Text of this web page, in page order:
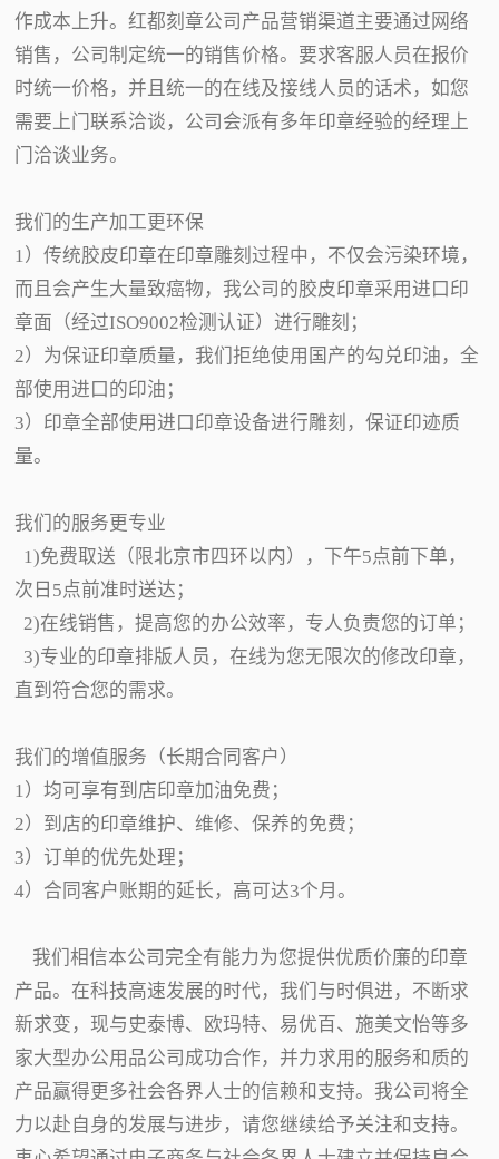
作成本上升。红都刻章公司产品营销渠道主要通过网络
销售，公司制定统一的销售价格。要求客服人员在报价
时统一价格，并且统一的在线及接线人员的话术，如您
需要上门联系洽谈，公司会派有多年印章经验的经理上
门洽谈业务。
我们的生产加工更环保
1）传统胶皮印章在印章雕刻过程中，不仅会污染环境，
而且会产生大量致癌物，我公司的胶皮印章采用进口印
章面（经过ISO9002检测认证）进行雕刻；
2）为保证印章质量，我们拒绝使用国产的勾兑印油，全
部使用进口的印油；
3）印章全部使用进口印章设备进行雕刻，保证印迹质
量。
我们的服务更专业
1)免费取送（限北京市四环以内），下午5点前下单，
次日5点前准时送达；
2)在线销售，提高您的办公效率，专人负责您的订单；
3)专业的印章排版人员，在线为您无限次的修改印章，
直到符合您的需求。
我们的增值服务（长期合同客户）
1）均可享有到店印章加油免费；
2）到店的印章维护、维修、保养的免费；
3）订单的优先处理；
4）合同客户账期的延长，高可达3个月。
我们相信本公司完全有能力为您提供优质价廉的印章
产品。在科技高速发展的时代，我们与时俱进，不断求
新求变，现与史泰博、欧玛特、易优百、施美文怡等多
家大型办公用品公司成功合作，并力求用的服务和质的
产品赢得更多社会各界人士的信赖和支持。我公司将全
力以赴自身的发展与进步，请您继续给予关注和支持。